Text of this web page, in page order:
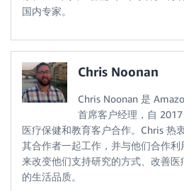
国内专家。
Chris Noonan
Chris Noonan 是
首席客户经理，自
医疗保健和教育客户合作。Chris 热
其合作者一起工作，并与他们合作
来改变他们支持研究的方式、改善
的生活品质。